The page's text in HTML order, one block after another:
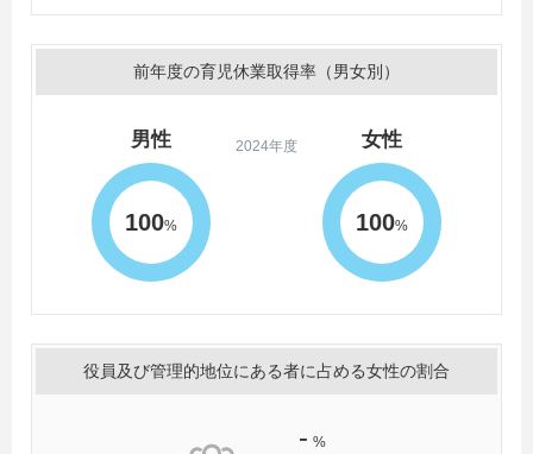
前年度の育児休業取得率（男女別）
2024年度
男性
100%
女性
100%
役員及び管理的地位にある者に占める女性の割合
- %